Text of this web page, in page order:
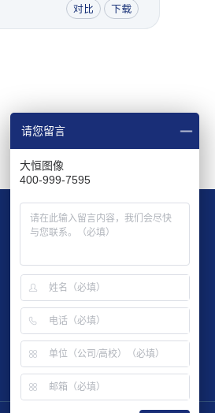
对比 下载
请您留言
大恒图像
400-999-7595